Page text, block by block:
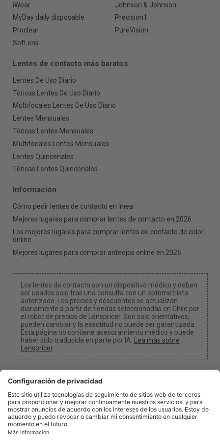
iWear
Johnson & Johnson
MyDay daily disposable
Precision1
Proclear
PureVision
SofLens
Lentes de contacto más baratos
Lentes De Uso Diario
Tóricas Lentes De Uso Diario
Multifocales Lentes De Uso Diario
Lentes Mensuales
Tóricas Lentes Mensuales
Multifocales Lentes Mensuales
Lentes Quincenales
Tóricas Lentes Quincenales
Información
Cómo pedir lentes de contacto en línea
Mejores lugares para comprar lentes de contacto en 2026
Los mejores lugares para comprar lentes de contacto de color
online
Mejores lugares para comprar anteojos online en 2026
Los lentes de contacto son un dispositivo médico y deben
ser usados solo tras una consulta con un optometrista
autorizado. Los precios y descuentos se actualizan
diariamente a partir de tiendas seleccionadas en Chile por
el robot de precios de Lenspricer. Son solo orientativos,
pueden cambiar y la exactitud no puede ser garantizada.
Esta página no contiene asesoramiento médico y puede
haber sido traducida en parte por IA. Lea más sobre
Lenspricer.
Configuración de cookies
Podemos recibir una comisión si usa uno de nuestros